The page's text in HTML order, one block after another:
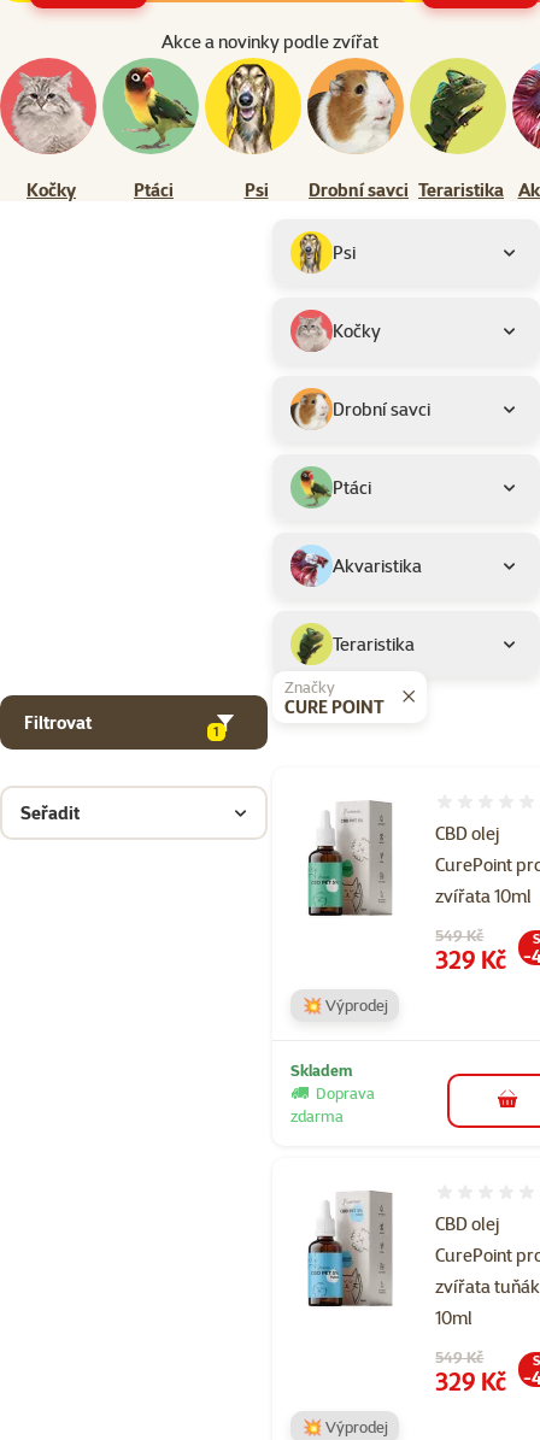
Akce a novinky podle zvířat
Kočky Ptáci Psi Drobní savci Teraristika
Podkategorie
Psi
Kočky
Drobní savci
Ptáci
Akvaristika
Teraristika
Filtrovat 1
Značky
CURE POINT
Seřadit
CBD olej
CurePoint
zvířata 10ml
Původní cena
549 Kč
Cena
329 Kč -
💥 Výprodej
Skladem
Doprava
zdarma
do
CBD olej
CurePoint
zvířata tuňák
10ml
Původní cena
549 Kč
Cena
329 Kč -
💥 Výprodej